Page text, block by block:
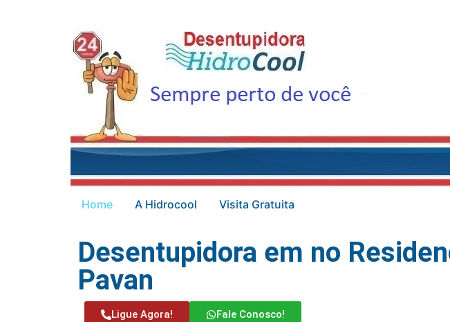
Home A Hidrocool Visita Gratuita
Desentupidora em no
Pavan
Ligue Agora! Fale Conosco!